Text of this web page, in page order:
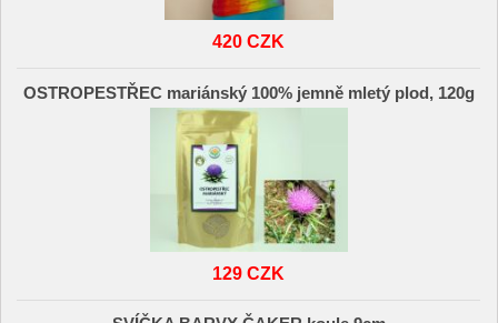
420 CZK
OSTROPESTŘEC mariánský 100% jemně mletý plod, 120g
129 CZK